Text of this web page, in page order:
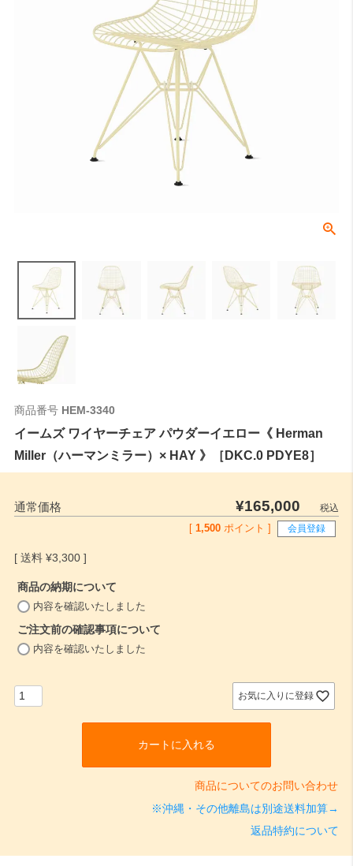
商品番号 HEM-3340
イームズ ワイヤーチェア パウダーイエロー《 Herman
Miller（ハーマンミラー）× HAY 》［DKC.0 PDYE8］
通常価格 ¥165,000
税込
1,500 ポイント ] 会員登録
¥3,300
商品の納期について
(
須
)
内容を確認いたしました
ご注文前の確認事項について
内容を確認いたしました
お気に入りに登録
カートに入れる
商品についてのお問い合わせ
※沖縄・その他離島は別途送料加算→
返品特約について